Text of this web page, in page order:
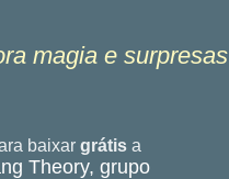
magia e surpresas
baixar grátis a
Theory, grupo